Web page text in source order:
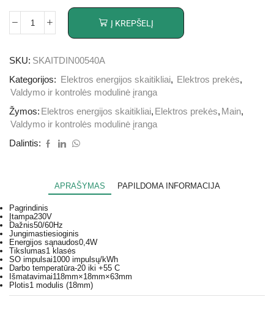
Į KREPŠELĮ
SKU: SKAITDIN00540A
Kategorijos:
Elektros energijos skaitikliai, Elektros prekės,
Valdymo ir kontrolės modulinė įranga
Žymos: Elektros energijos skaitikliai, Elektros prekės, Main,
Valdymo ir kontrolės modulinė įranga
Dalintis:
APRAŠYMAS PAPILDOMA INFORMACIJA
Pagrindinis
Įtampa230V
Dažnis50/60Hz
Jungimastiesioginis
Energijos sąnaudos0,4W
Tikslumas1 klasės
SO impulsai1000 impulsų/kWh
Darbo temperatūra-20 iki +55 C
Išmatavimai118mm×18mm×63mm
Plotis1 modulis (18mm)